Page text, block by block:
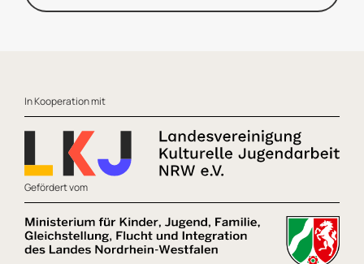
Footer
In Kooperation mit
Gefördert vom